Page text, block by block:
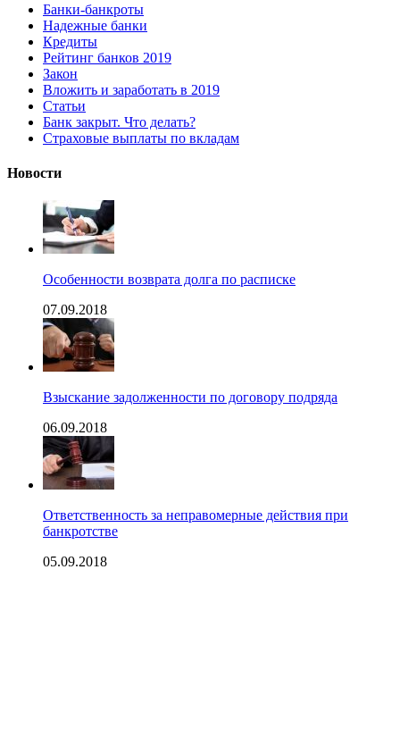
Банки-банкроты
Надежные банки
Кредиты
Рейтинг банков 2019
Закон
Вложить и заработать в 2019
Статьи
Банк закрыт. Что делать?
Страховые выплаты по вкладам
Новости
Особенности возврата долга по расписке
07.09.2018
Взыскание задолженности по договору подряда
06.09.2018
Ответственность за неправомерные действия при
банкротстве
05.09.2018